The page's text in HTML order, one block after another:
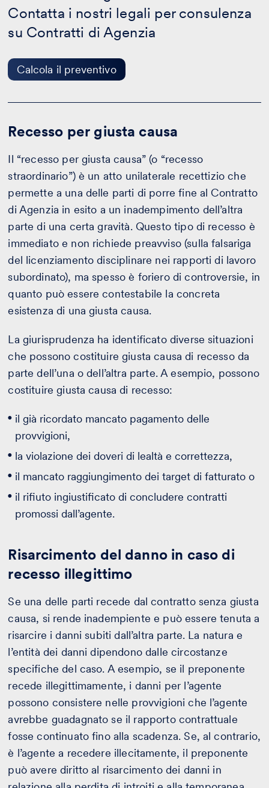
Contatta i nostri legali per consulenza
su Contratti di Agenzia
Calcola il preventivo
Calcola
preventivo
Recesso per giusta causa
Il “recesso per giusta causa” (o “recesso
straordinario”) è un atto unilaterale recettizio che
permette a una delle parti di porre fine al Contratto
di Agenzia in esito a un inadempimento dell’altra
parte di una certa gravità. Questo tipo di recesso è
immediato e non richiede preavviso (sulla falsariga
del licenziamento disciplinare nei rapporti di lavoro
subordinato), ma spesso è foriero di controversie, in
quanto può essere contestabile la concreta
esistenza di una giusta causa.
La giurisprudenza ha identificato diverse situazioni
che possono costituire giusta causa di recesso da
parte dell’una o dell’altra parte. A esempio, possono
costituire giusta causa di recesso:
il già ricordato mancato pagamento delle
provvigioni,
la violazione dei doveri di lealtà e correttezza,
il mancato raggiungimento dei target di fatturato o
il rifiuto ingiustificato di concludere contratti
promossi dall’agente.
Risarcimento del danno in caso di
recesso illegittimo
Se una delle parti recede dal contratto senza giusta
causa, si rende inadempiente e può essere tenuta a
risarcire i danni subiti dall’altra parte. La natura e
l’entità dei danni dipendono dalle circostanze
specifiche del caso. A esempio, se il preponente
recede illegittimamente, i danni per l’agente
possono consistere nelle provvigioni che l’agente
avrebbe guadagnato se il rapporto contrattuale
fosse continuato fino alla scadenza. Se, al contrario,
è l’agente a recedere illecitamente, il preponente
può avere diritto al risarcimento dei danni in